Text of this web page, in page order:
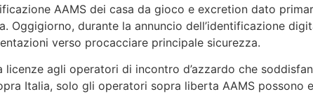
AAMS dei casa da gioco e excretion dato
Oggigiorno, durante la annuncio dell’identificazione
verso procacciare principale sicurezza.
licenze agli operatori di incontro d’azzardo che
Italia, solo gli operatori sopra liberta AAMS possono